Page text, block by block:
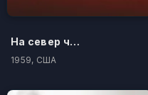
На север через северо-запад
1959, США